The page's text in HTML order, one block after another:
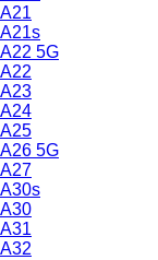
A21
A21s
A22 5G
A22
A23
A24
A25
A26 5G
A27
A30s
A30
A31
A32